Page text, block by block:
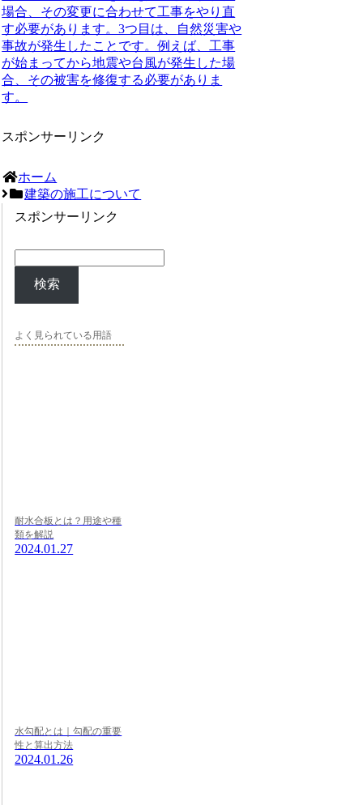
場合、その変更に合わせて工事をやり直
す必要があります。3つ目は、
自然災害や
事故が発生したこと です。例えば、工事
が始まってから地震や台風が発生した場
合、その被害を修復する必要がありま
す。
スポンサーリンク
ホーム
建築の施工について
スポンサーリンク
検索
よく見られている用語
耐水合板とは？用途や種
類を解説
2024.01.27
水勾配とは｜勾配の重要
性と算出方法
2024.01.26